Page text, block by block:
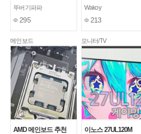
선 로우 프로파일 기계
식 키보드
뚜버기파파
295
ARGB (화이트) 듀얼타
워 CPU쿨러
Wakoy
213
메인보드
AMD 메인보드 추천
모니터/TV
이노스 27UL120M